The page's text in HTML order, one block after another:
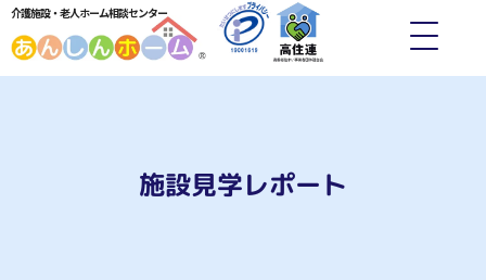
介護施設・老人ホーム相談センター
施設見学レポート